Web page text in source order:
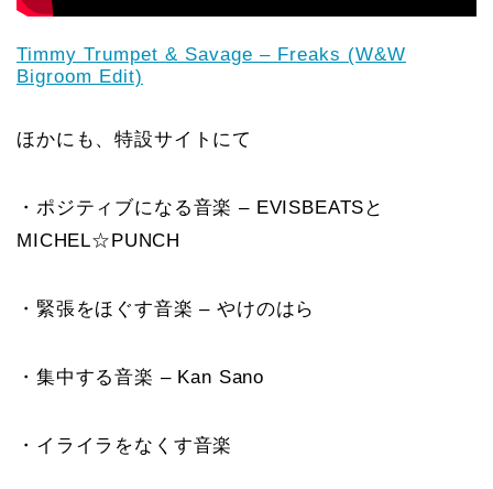
Timmy Trumpet & Savage – Freaks (W&W
Bigroom Edit)
ほかにも、特設サイトにて
・ポジティブになる音楽 – EVISBEATSと
MICHEL☆PUNCH
・緊張をほぐす音楽 – やけのはら
・集中する音楽 – Kan Sano
・イライラをなくす音楽